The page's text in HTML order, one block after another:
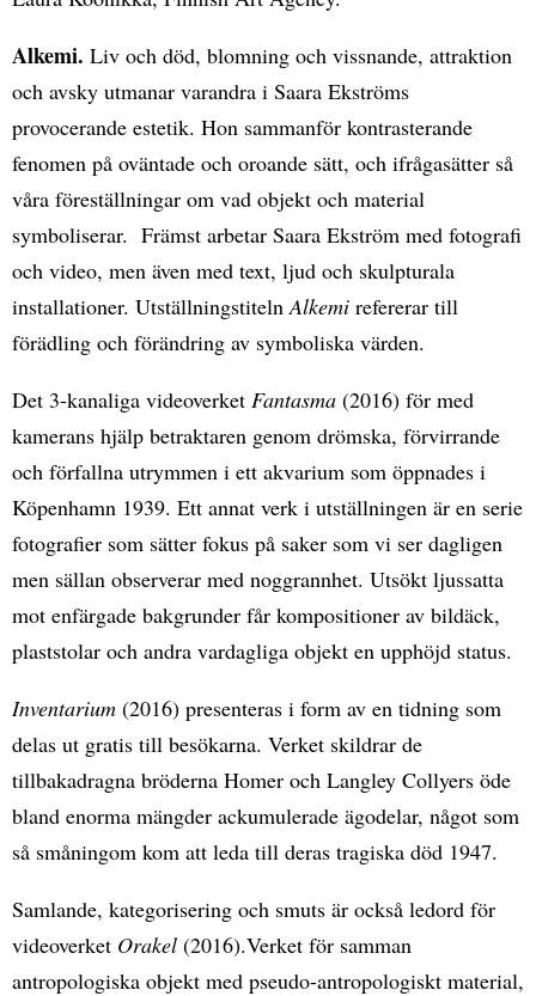
Alkemi. Liv och död, blomning och vissnande, attraktion
och avsky utmanar varandra i Saara Ekströms
provocerande estetik. Hon sammanför kontrasterande
fenomen på oväntade och oroande sätt, och ifrågasätter så
våra föreställningar om vad objekt och material
symboliserar. Främst arbetar Saara Ekström med fotografi
och video, men även med text, ljud och skulpturala
installationer. UtställningstitelnAlkemi refererar till
förädling och förändring av symboliska värden.
Det 3-kanaliga videoverket Fantasma (2016) för med
kamerans hjälp betraktaren genom drömska, förvirrande
och förfallna utrymmen i ett akvarium som öppnades i
Köpenhamn 1939. Ett annat verk i utställningen är en serie
fotografier som sätter fokus på saker som vi ser dagligen
men sällan observerar med noggrannhet. Utsökt ljussatta
mot enfärgade bakgrunder får kompositioner av bildäck,
plaststolar och andra vardagliga objekt en upphöjd status.
Inventarium (2016) presenteras i form av en tidning som
delas ut gratis till besökarna. Verket skildrar de
tillbakadragna bröderna Homer och Langley Collyers öde
bland enorma mängder ackumulerade ägodelar, något som
så småningom kom att leda till deras tragiska död 1947.
Samlande, kategorisering och smuts är också ledord för
videoverket Orakel (2016).Verket för samman
antropologiska objekt med pseudo-antropologiskt material,